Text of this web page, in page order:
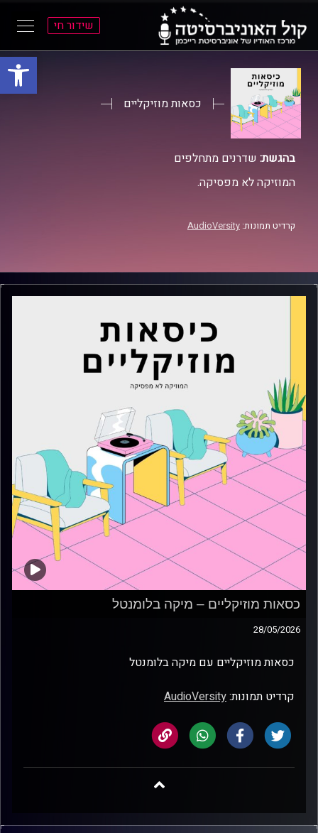
פתח
הראשי
הראשי
שידור חי
כסאות מוזיקליים
בהגשת: שדרנים מתחלפים
המוזיקה לא מפסיקה.
קרדיט תמונות: AudioVersity
כסאות מוזיקליים – מיקה בלומנטל
28/05/2026
כסאות מוזיקליים עם מיקה בלומנטל
קרדיט תמונות:AudioVersity